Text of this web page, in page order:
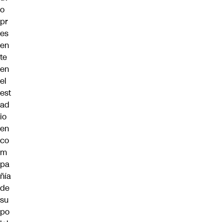
o
pr
es
en
te
en
el
est
ad
io
en
co
m
pa
ñía
de
su
po